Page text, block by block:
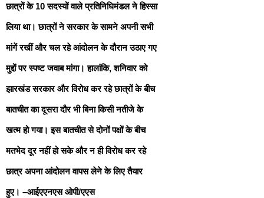
छात्रों के 10 सदस्यों वाले प्रतिनिधिमंडल ने हिस्सा
लिया था। छात्रों ने सरकार के सामने अपनी सभी
मांगें रखीं और चल रहे आंदोलन के दौरान उठाए गए
मुद्दों पर स्पष्ट जवाब मांगा। हालांकि, शनिवार को
झारखंड सरकार और विरोध कर रहे छात्रों के बीच
बातचीत का दूसरा दौर भी बिना किसी नतीजे के
खत्म हो गया। इस बातचीत से दोनों पक्षों के बीच
मतभेद दूर नहीं हो सके और न ही विरोध कर रहे
छात्र अपना आंदोलन वापस लेने के लिए तैयार
हुए। –आईएएनएस ओपी/एएस